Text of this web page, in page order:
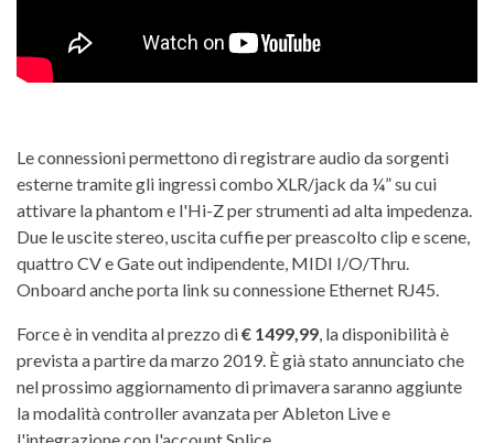
Le connessioni permettono di registrare audio da sorgenti
esterne tramite gli ingressi combo XLR/jack da ¼” su cui
attivare la phantom e l'Hi-Z per strumenti ad alta impedenza.
Due le uscite stereo, uscita cuffie per preascolto clip e scene,
quattro CV e Gate out indipendente, MIDI I/O/Thru.
Onboard anche porta link su connessione Ethernet RJ45.
Force è in vendita al prezzo di€ 1499,99 , la disponibilità è
prevista a partire da marzo 2019. È già stato annunciato che
nel prossimo aggiornamento di primavera saranno aggiunte
la modalità controller avanzata per Ableton Live e
l'integrazione con l'account Splice.